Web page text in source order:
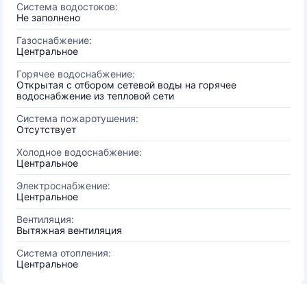
Система водостоков:
Не заполнено
Газоснабжение:
Центральное
Горячее водоснабжение:
Открытая с отбором сетевой воды на горячее
водоснабжение из тепловой сети
Система пожаротушения:
Отсутствует
Холодное водоснабжение:
Центральное
Электроснабжение:
Центральное
Вентиляция:
Вытяжная вентиляция
Система отопления:
Центральное